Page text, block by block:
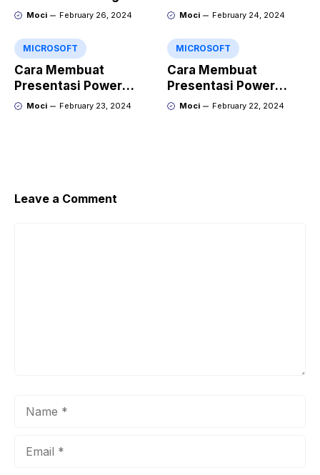
Video Animasi
Moci February 26, 2024
Sebuah Materi Power
Moci February 24, 2024
MICROSOFT
Cara Membuat
Presentasi Power
Point yang Keren
Moci February 23, 2024
MICROSOFT
Cara Membuat
Presentasi Power
Point yang Menarik
Moci February 22, 2024
Leave a Comment